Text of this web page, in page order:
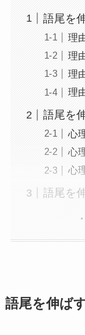
語尾を
理
理
理
理
語尾を
心
心
心
語尾を
語尾を伸ば